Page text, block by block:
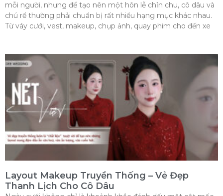
mỗi người, nhưng để tạo nên một hôn lễ chỉn chu, cô dâu và
chú rể thường phải chuẩn bị rất nhiều hạng mục khác nhau.
Từ váy cưới, vest, makeup, chụp ảnh, quay phim cho đến xe
Layout Makeup Truyền Thống – Vẻ Đẹp
Thanh Lịch Cho Cô Dâu